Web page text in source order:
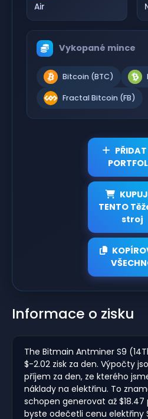
Air
Vykopané mince
Bitcoin (BTC)
Fractal Bitcoin (FB)
TENTO
stroj
Informace o zisku
The Bitmain Antminer S9
$-2.02 zisk za den. Výpočty
příjem za den, ze kterého
náklady na elektřinu. To
schopen generovat až
byste odečetli cenu elektřiny